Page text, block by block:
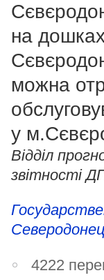
на
можна
у
Відділ
звітності
4222